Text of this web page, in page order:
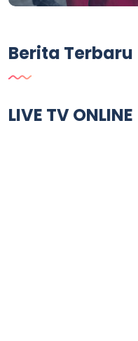
Berita Terbaru
LIVE TV ONLINE